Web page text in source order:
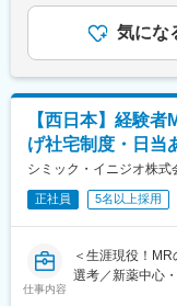
・入社3年目（
当）
・入社5年目（
変更の範囲：会
品に関する情報
医薬品は「どの
いのか」などの
きます。医師へ
治療、地域医療
■安心の研修体制：
・入社から3か月
└医薬品や医療
・導入教育終了
わせて行う、MR
どを考慮し、規
3～4万円）・
任先の評価次第
定）賃金はあく
可能性がありま
気にな
【西日本】経験
げ社宅制度・日当
シミック・イニジオ株式
正社員 5名以上採用
仕事内容
＜生涯現役！
選考／新薬中心